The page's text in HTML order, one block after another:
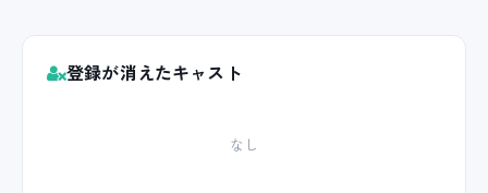
登録が消えたキャスト
なし